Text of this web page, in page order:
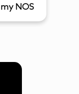
NOS